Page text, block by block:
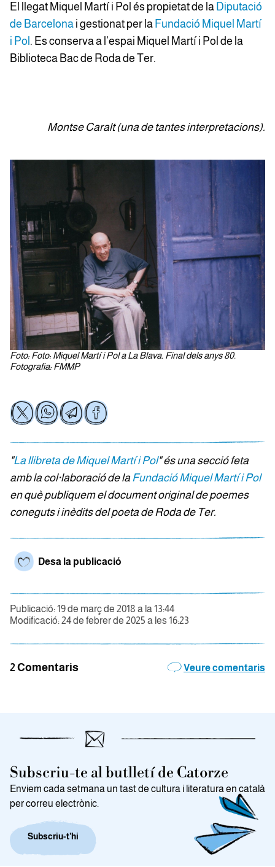
El llegat Miquel Martí i Pol és propietat de la Diputació
de Barcelona i gestionat per la Fundació Miquel Martí
i Pol . Es conserva a l’espai Miquel Martí i Pol de la
Biblioteca Bac de Roda de Ter.
Montse Caralt (una de tantes interpretacions).
Foto: Foto: Miquel Martí i Pol a La Blava. Final dels anys 80.
Fotografia: FMMP
"La llibreta de Miquel Martí i Pol" és una secció feta
amb la col·laboració de la Fundació Miquel Martí i Pol
en què publiquem el document original de poemes
coneguts i inèdits del poeta de Roda de Ter.
Desa la publicació
Publicació: 19 de març de 2018 a la 13:44
Modificació: 24 de febrer de 2025 a les 16:23
2 Comentaris Veure comentaris
Subscriu-te al butlletí de Catorze
Enviem cada setmana un tast de cultura i literatura en català
per correu electrònic.
Subscriu-t’hi